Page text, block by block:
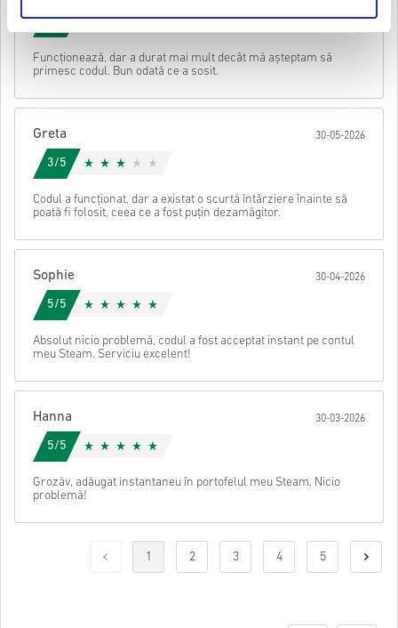
• Introdu adresa ta de e-mail
• Selectează metoda de plată preferată
accesa codul tău.
Anulare Trimite
3/5
Funcționează, dar a durat mai mult decât mă așteptam să
primesc codul. Bun odată ce a sosit.
Greta 30-05-2026
3/5
Codul a funcționat, dar a existat o scurtă întârziere înainte să
poată fi folosit, ceea ce a fost puțin dezamăgitor.
Sophie 30-04-2026
5/5
Absolut nicio problemă, codul a fost acceptat instant pe contul
meu Steam. Serviciu excelent!
Hanna 30-03-2026
5/5
Grozăv, adăugat instantaneu în portofelul meu Steam. Nicio
problemă!
1 2 3 4 5